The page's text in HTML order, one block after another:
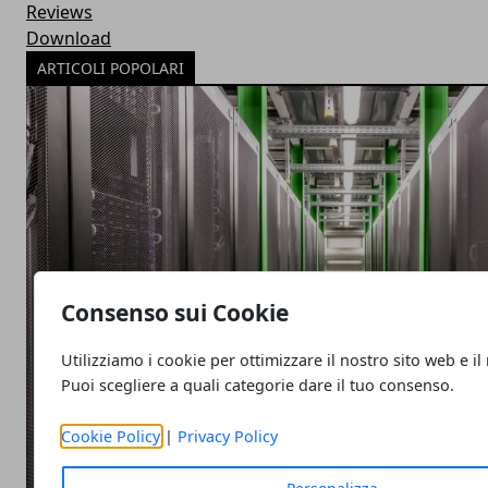
Consenso sui Cookie
Utilizziamo i cookie per ottimizzare il nostro sito web e il
Puoi scegliere a quali categorie dare il tuo consenso.
Cookie Policy| Privacy Policy
Reviews
Download
ARTICOLI POPOLARI